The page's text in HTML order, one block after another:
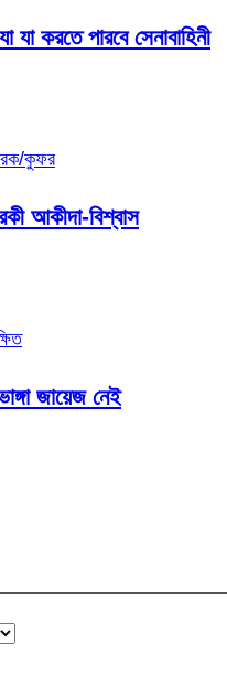
যা করতে পারবে সেনাবাহিনী
কুফর
আকীদা-বিশ্বাস
জায়েজ নেই